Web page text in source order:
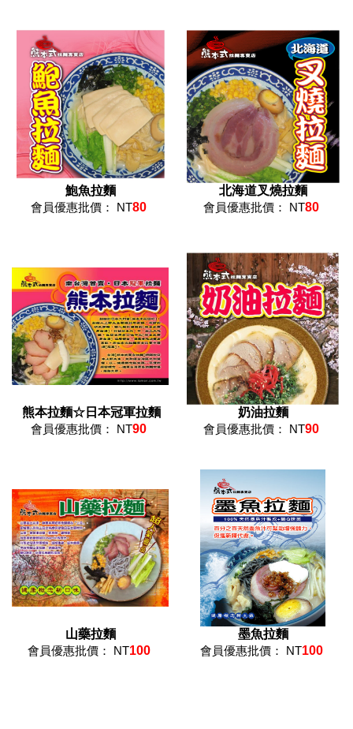
鮑魚拉麵
會員優惠批價： NT80
北海道叉燒拉麵
會員優惠批價： NT80
熊本拉麵☆日本冠軍拉麵
會員優惠批價： NT90
奶油拉麵
會員優惠批價： NT90
山藥拉麵
會員優惠批價： NT100
墨魚拉麵
會員優惠批價： NT100